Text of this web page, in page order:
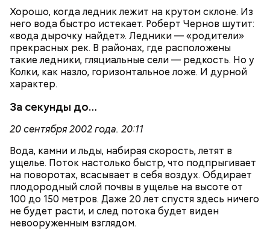
Хорошо, когда ледник лежит на крутом склоне. Из
него вода быстро истекает. Роберт Чернов шутит:
«вода дырочку найдет». Ледники — «родители»
прекрасных рек. В районах, где расположены
такие ледники, гляциальные сели — редкость. Но у
Колки, как назло, горизонтальное ложе. И дурной
характер.
За секунды до…
20 сентября 2002 года. 20:11
Вода, камни и льды, набирая скорость, летят в
ущелье. Поток настолько быстр, что подпрыгивает
на поворотах, всасывает в себя воздух. Обдирает
плодородный слой почвы в ущелье на высоте от
100 до 150 метров. Даже 20 лет спустя здесь ничего
не будет расти, и след потока будет виден
невооруженным взглядом.